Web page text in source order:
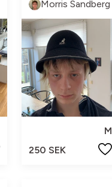
Morris Sandberg
M
250 SEK